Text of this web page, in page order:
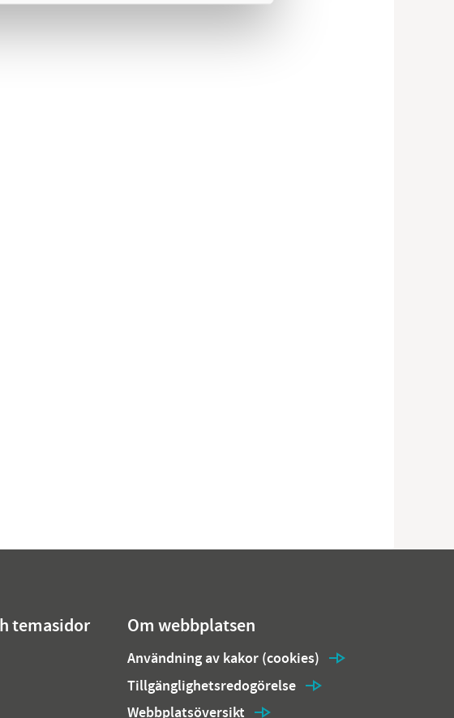
temasidor Om webbplatsen
Användning av kakor (cookies)
Tillgänglighetsredogörelse
Webbplatsöversikt